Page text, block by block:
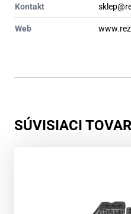
Kontakt
Web
SÚVISIACI TOVAR